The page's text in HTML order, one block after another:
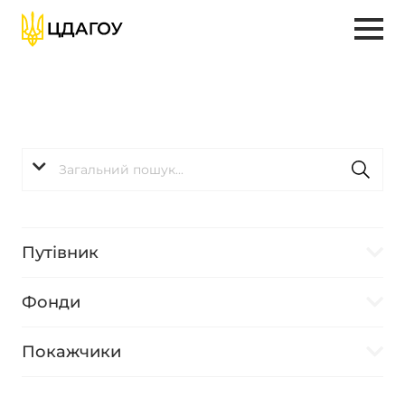
Путівник
Фонди
Покажчики